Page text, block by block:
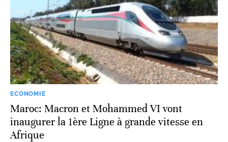
ECONOMIE
Maroc: Macron et Mohammed VI vont
inaugurer la 1ère Ligne à grande vitesse en
Afrique